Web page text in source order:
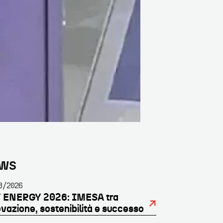
2026
ENERGY 2026: IMESA tra
sostenibilità e successo